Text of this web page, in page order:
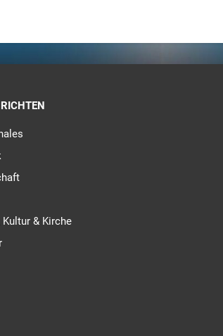
Kultur & Kirche